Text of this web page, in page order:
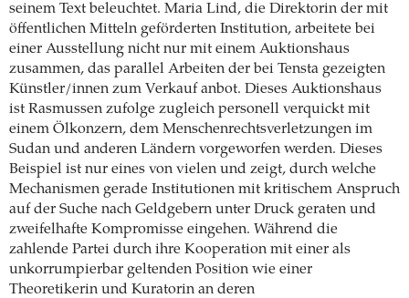
seinem Text beleuchtet. Maria Lind, die Direktorin der mit
öffentlichen Mitteln geförderten Institution, arbeitete bei
einer Ausstellung nicht nur mit einem Auktionshaus
zusammen, das parallel Arbeiten der bei Tensta gezeigten
Künstler/innen zum Verkauf anbot. Dieses Auktionshaus
ist Rasmussen zufolge zugleich personell verquickt mit
einem Ölkonzern, dem Menschenrechtsverletzungen im
Sudan und anderen Ländern vorgeworfen werden. Dieses
Beispiel ist nur eines von vielen und zeigt, durch welche
Mechanismen gerade Institutionen mit kritischem Anspruch
auf der Suche nach Geldgebern unter Druck geraten und
zweifelhafte Kompromisse eingehen. Während die
zahlende Partei durch ihre Kooperation mit einer als
unkorrumpierbar geltenden Position wie einer
Theoretikerin und Kuratorin an deren